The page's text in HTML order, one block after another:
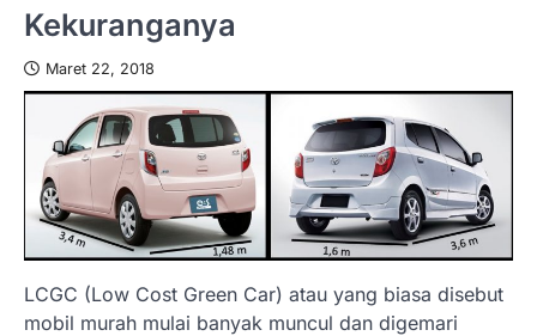
Kekuranganya
Maret 22, 2018
LCGC (Low Cost Green Car) atau yang biasa disebut
mobil murah mulai banyak muncul dan digemari